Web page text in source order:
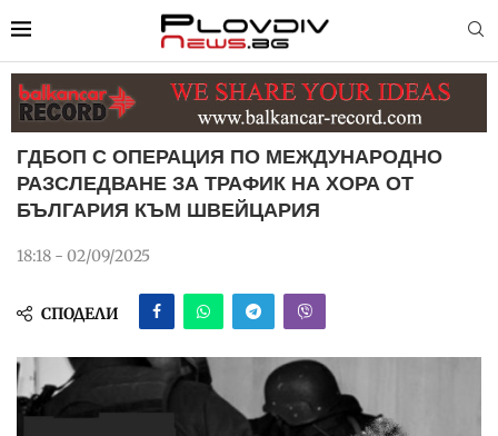
ГДБОП С ОПЕРАЦИЯ ПО МЕЖДУНАРОДНО
РАЗСЛЕДВАНЕ ЗА ТРАФИК НА ХОРА ОТ
БЪЛГАРИЯ КЪМ ШВЕЙЦАРИЯ
18:18 - 02/09/2025
СПОДЕЛИ